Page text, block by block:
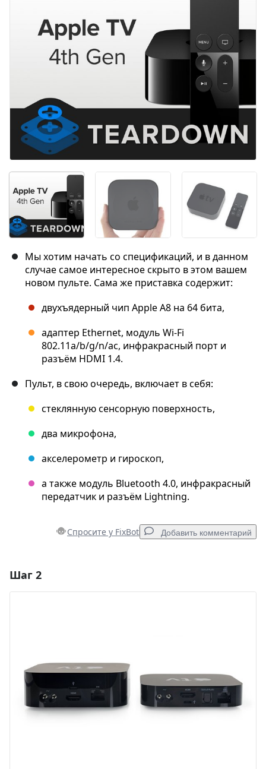
Мы хотим начать со спецификаций, и в данном
случае самое интересное скрыто в этом вашем
новом пульте. Сама же приставка содержит:
двухъядерный чип Apple A8 на 64 бита,
адаптер Ethernet, модуль Wi-Fi
802.11a/b/g/n/ac, инфракрасный порт и
разъём HDMI 1.4.
Пульт, в свою очередь, включает в себя:
стеклянную сенсорную поверхность,
два микрофона,
акселерометр и гироскоп,
а также модуль Bluetooth 4.0, инфракрасный
передатчик и разъём Lightning.
Спросите у FixBot Добавить комментарий
Шаг 2